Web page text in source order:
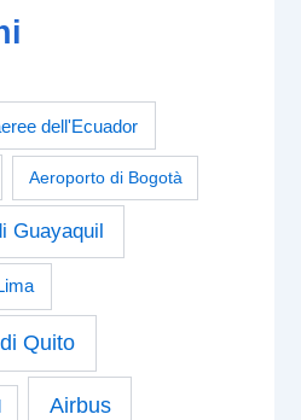
dell'Ecuador
Aeroporto di Bogotà
Guayaquil
Quito
Airbus